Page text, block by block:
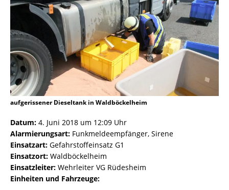
aufgerissener Dieseltank in Waldböckelheim
Datum: 4. Juni 2018 um 12:09 Uhr
Alarmierungsart: Funkmeldeempfänger, Sirene
Einsatzart: Gefahrstoffeinsatz G1
Einsatzort: Waldböckelheim
Einsatzleiter: Wehrleiter VG Rüdesheim
Einheiten und Fahrzeuge: